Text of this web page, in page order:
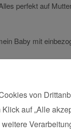
perfekt auf
Baby mit
von
auf „Alle